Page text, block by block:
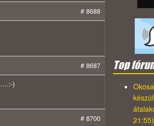
# 8688
# 8687
)
# 8700
Top
21:55)